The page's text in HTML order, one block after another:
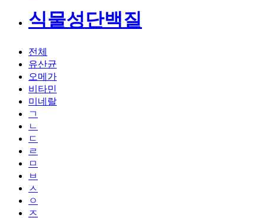
식물성단백질
전체
유산균
오메가
비타민
미네랄
ㄱ
ㄴ
ㄷ
ㄹ
ㅁ
ㅂ
ㅅ
ㅇ
ㅈ